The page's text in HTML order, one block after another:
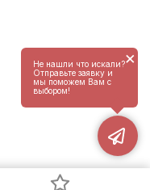
Не нашли что искали?
Отправьте заявку и
мы поможем Вам с
выбором!
×